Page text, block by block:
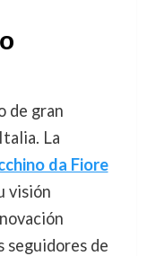
de gran
La
da Fiore
visión
seguidores de